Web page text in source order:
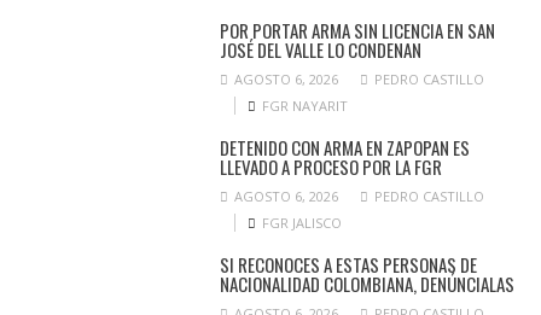
POR PORTAR ARMA SIN LICENCIA EN SAN
JOSÉ DEL VALLE LO CONDENAN
AGOSTO 6, 2026
PEDRO CASTILLO
FGR NAYARIT
DETENIDO CON ARMA EN ZAPOPAN ES
LLEVADO A PROCESO POR LA FGR
AGOSTO 6, 2026
PEDRO CASTILLO
FGR JALISCO
SI RECONOCES A ESTAS PERSONAS DE
NACIONALIDAD COLOMBIANA, DENÚNCIALAS